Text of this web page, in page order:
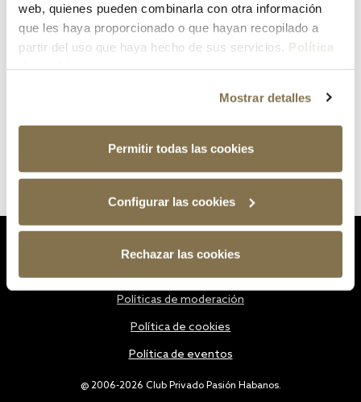
web, quienes pueden combinarla con otra información
que les haya proporcionado o que hayan recopilado a
partir del uso que haya hecho de sus servicios. Política
Mostrar detalles
Permitir todas las cookies
Configurar las cookies
Rechazar las cookies
@ 2006-2026 Club Privado Pasión Habanos.
Políticas de moderación
Política de cookies
Política de eventos